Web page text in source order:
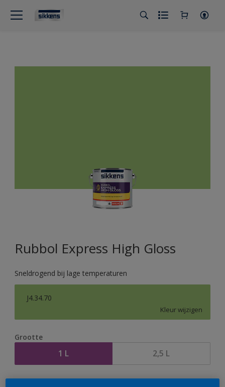
Rubbol Express High Gloss
Sneldrogend bij lage temperaturen
J4.34.70
Kleur wijzigen
Grootte
1 L 2,5 L